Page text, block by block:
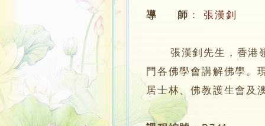
導 師 ： 張漢釗
張漢釗先生，香港嶺
門各佛學會講解佛學。
居士林、佛教護生會及